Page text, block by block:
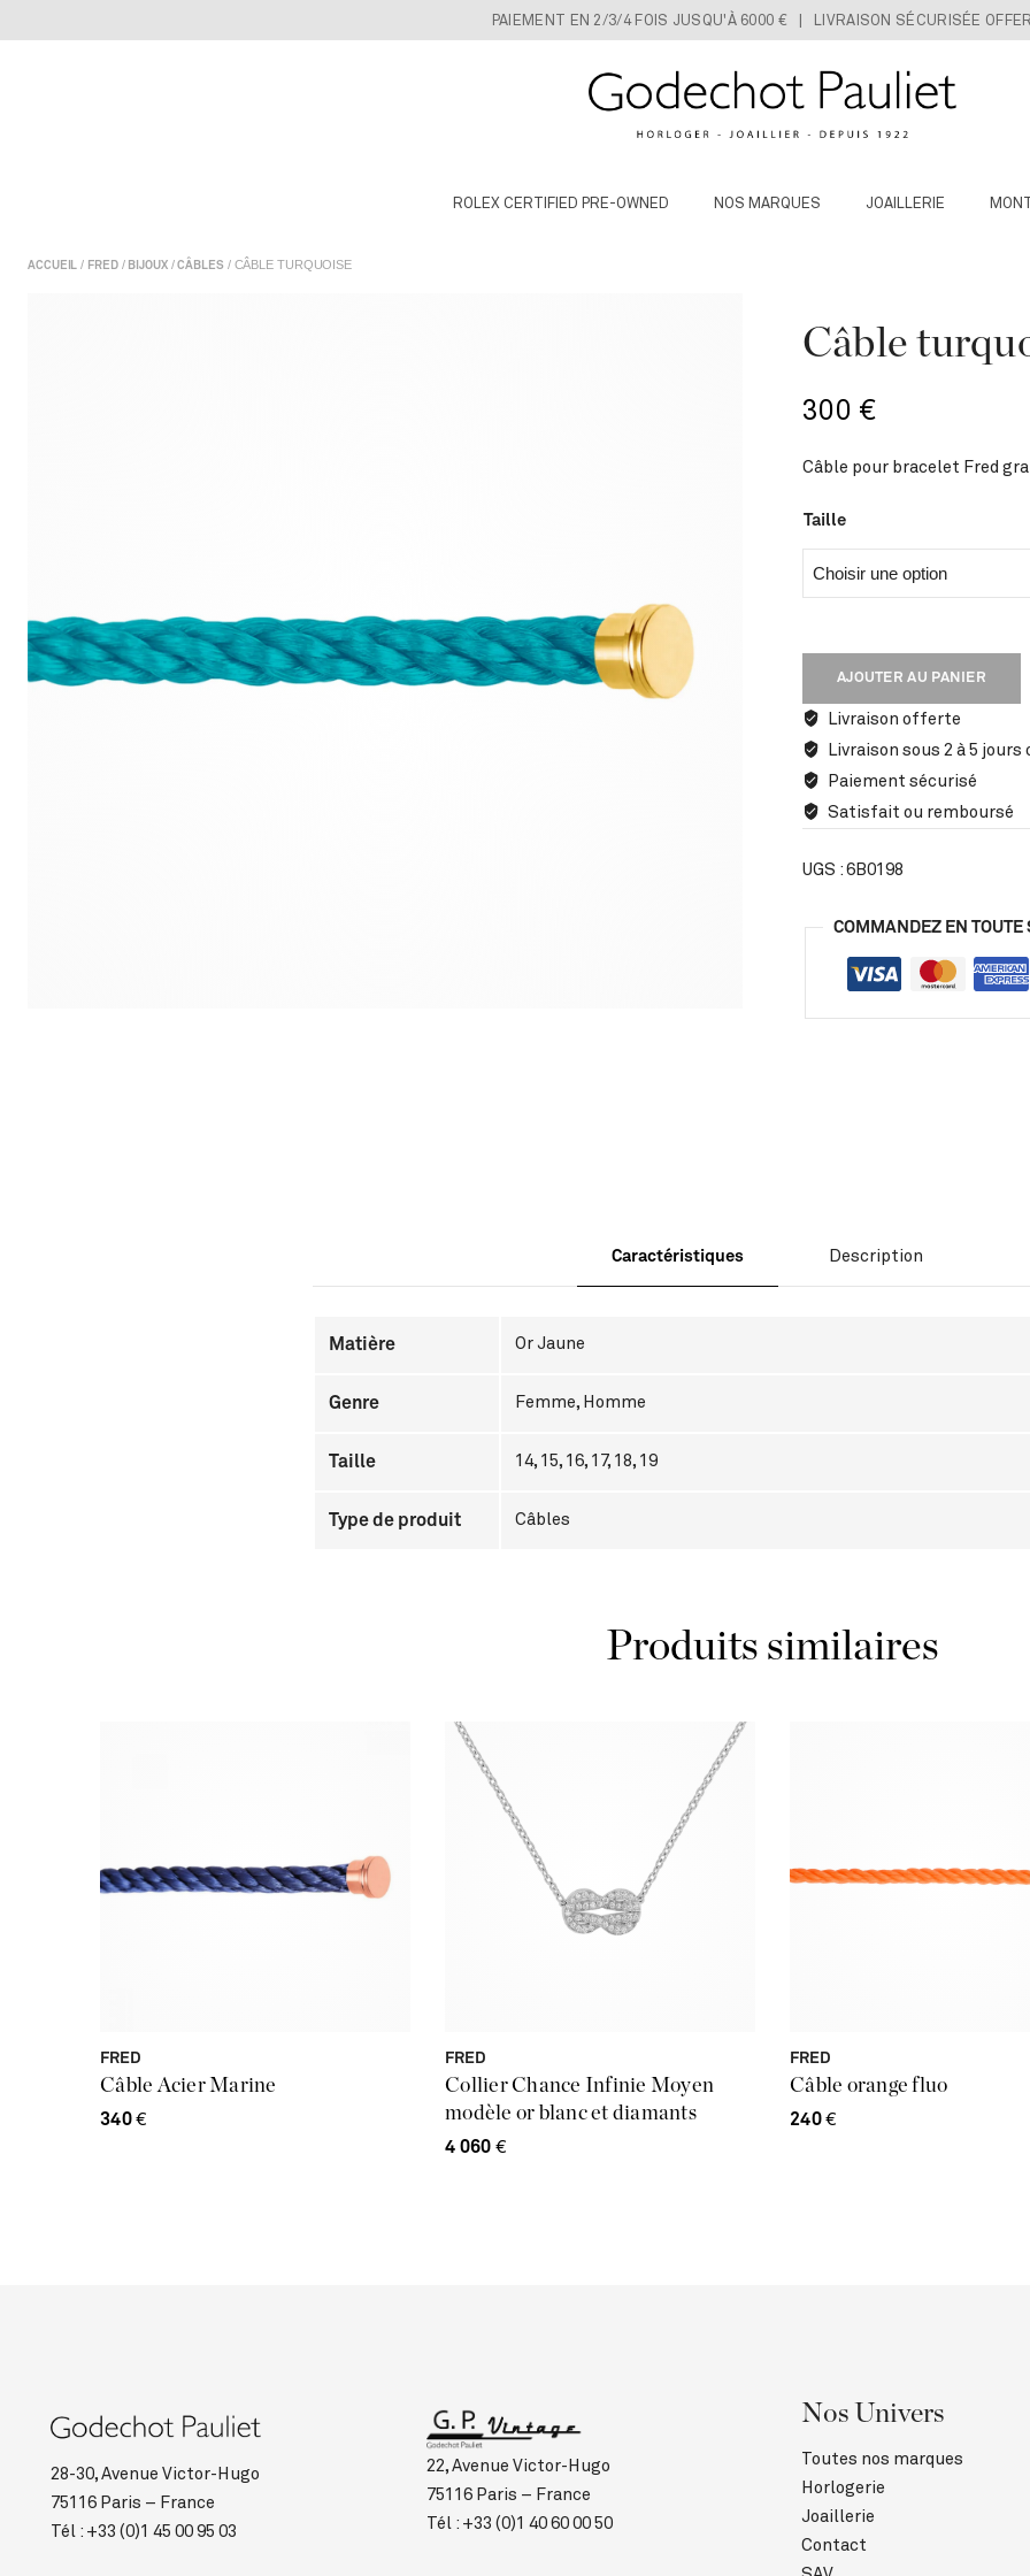
to
PAIEMENT EN 2/3/4 FOIS JUSQU'À 6000 € | LIVRAISON SÉCURISÉE
ROLEX CERTIFIED PRE-OWNED NOS MARQUES JOAILLERIE
ACCUEIL / FRED/ BIJOUX/CÂBLES / CÂBLE TURQUOISE
Câble
300 €
Câble pour bracelet Fred
Taille
AJOUTER AU PANIER
Livraison offerte
Livraison sous 2 à 5 jours
Paiement sécurisé
Satisfait ou remboursé
UGS : 6B0198
COMMANDEZ EN TOUTE
Caractéristiques Description
Matière Or Jaune
Genre Femme, Homme
Taille 14, 15, 16, 17, 18, 19
Type de produit Câbles
Produits similaires
Câble Acier Marine
FRED
340€
Collier Chance Infinie Moyen
modèle or blanc et diamants
FRED
4 060 €
Câble orange fluo
FRED
240€
28-30, Avenue Victor-Hugo
75116 Paris – France
Tél : +33 (0)1 45 00 95 03
22, Avenue Victor-Hugo
75116 Paris – France
Tél : +33 (0)1 40 60 00 50
Nos Univers
Toutes nos marques
Horlogerie
Joaillerie
Contact